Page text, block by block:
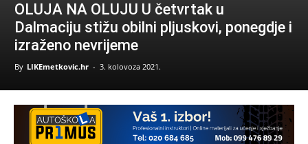
OLUJA NA OLUJU U četvrtak u
Dalmaciju stižu obilni pljuskovi, ponegdje i
izraženo nevrijeme
By LIKEmetkovic.hr - 3. kolovoza 2021.